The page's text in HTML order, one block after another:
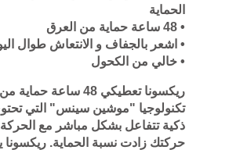
الحماية
• 48 ساعة حماية من العرق
• اشعر بالجفاف و الانتعاش طوال
• خالي من الكحول
ريكسونا تعطيكي 48 ساعة
تكنولوجيا "موشين سينس" التي
ذكية تتفاعل بشكل مباشر مع
حركتك زادت نسبة الحماية.